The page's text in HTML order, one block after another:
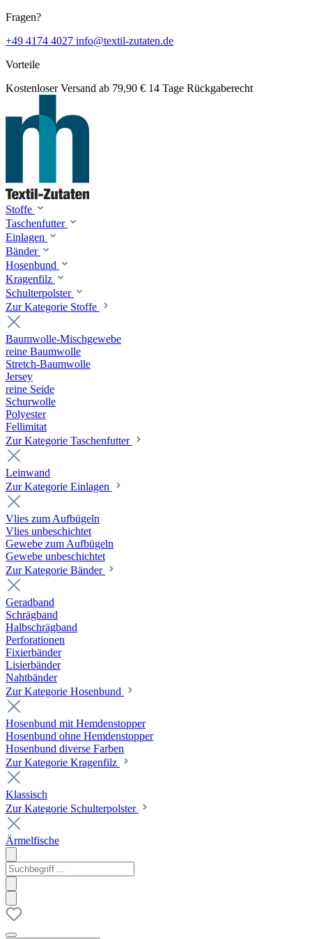
Fragen?
+49 4174 4027 info@textil-zutaten.de
Vorteile
Kostenloser Versand ab 79,90 € 14 Tage Rückgaberecht
Stoffe
Taschenfutter
Einlagen
Bänder
Hosenbund
Kragenfilz
Schulterpolster
Zur Kategorie Stoffe
Baumwolle-Mischgewebe
reine Baumwolle
Stretch-Baumwolle
Jersey
reine Seide
Schurwolle
Polyester
Fellimitat
Zur Kategorie Taschenfutter
Leinwand
Zur Kategorie Einlagen
Vlies zum Aufbügeln
Vlies unbeschichtet
Gewebe zum Aufbügeln
Gewebe unbeschichtet
Zur Kategorie Bänder
Geradband
Schrägband
Halbschrägband
Perforationen
Fixierbänder
Lisierbänder
Nahtbänder
Zur Kategorie Hosenbund
Hosenbund mit Hemdenstopper
Hosenbund ohne Hemdenstopper
Hosenbund diverse Farben
Zur Kategorie Kragenfilz
Klassisch
Zur Kategorie Schulterpolster
Ärmelfische